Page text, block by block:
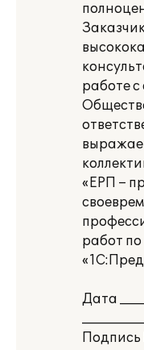
работе с
«ЕРП –
работ
Дата